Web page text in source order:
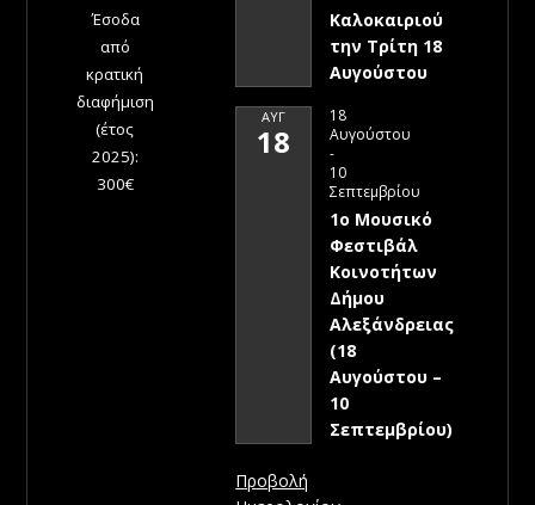
Έσοδα
από
κρατική
διαφήμιση
(έτος
2025):
300€
Καλοκαιριού
την Τρίτη 18
Αυγούστου
ΑΥΓ
18
18
Αυγούστου
-
10
Σεπτεμβρίου
1ο Μουσικό
Φεστιβάλ
Κοινοτήτων
Δήμου
Αλεξάνδρειας
(18
Αυγούστου –
10
Σεπτεμβρίου)